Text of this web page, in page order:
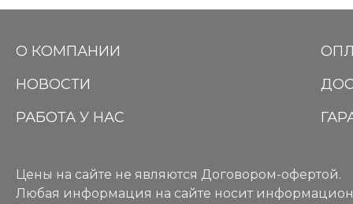
О КОМПАНИИ
НОВОСТИ
РАБОТА У НАС
Цены на сайте не являются Договором-офертой.
Любая информация на сайте носит